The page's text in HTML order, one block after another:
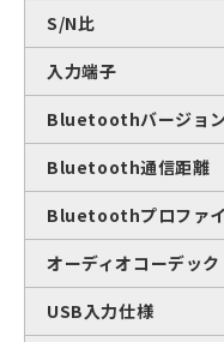
S/N比
入力端子
Bluetoothバージョン
Bluetooth通信距離
Bluetoothプロファ
オーディオコーデック
USB入力仕様